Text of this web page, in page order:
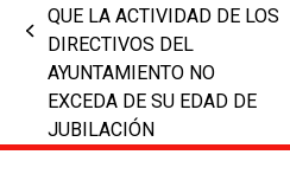
previous
post:
QUE LA ACTIVIDAD DE LOS
DIRECTIVOS DEL
AYUNTAMIENTO NO
EXCEDA DE SU EDAD DE
JUBILACIÓN